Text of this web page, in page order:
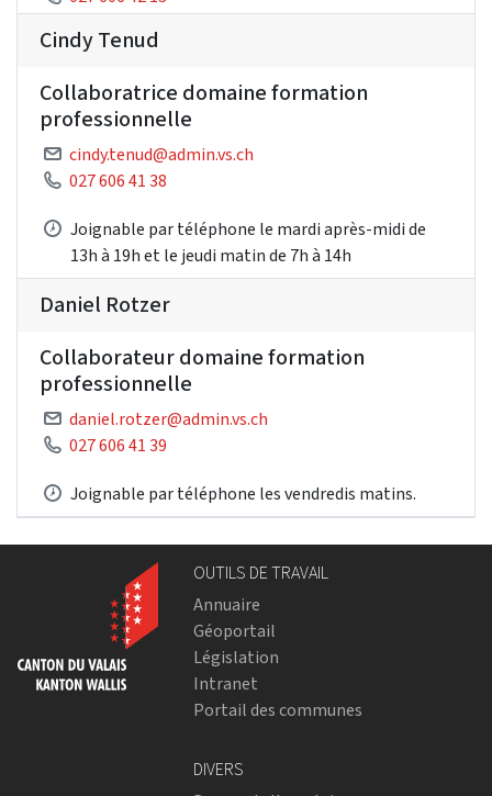
Cindy Tenud
Collaboratrice domaine formation
professionnelle
cindy.tenud@admin.vs.ch
027 606 41 38
Joignable par téléphone le mardi après-midi de
13h à 19h et le jeudi matin de 7h à 14h
Daniel Rotzer
Collaborateur domaine formation
professionnelle
daniel.rotzer@admin.vs.ch
027 606 41 39
Joignable par téléphone les vendredis matins.
OUTILS DE TRAVAIL
Annuaire
Géoportail
Législation
Intranet
Portail des communes
DIVERS